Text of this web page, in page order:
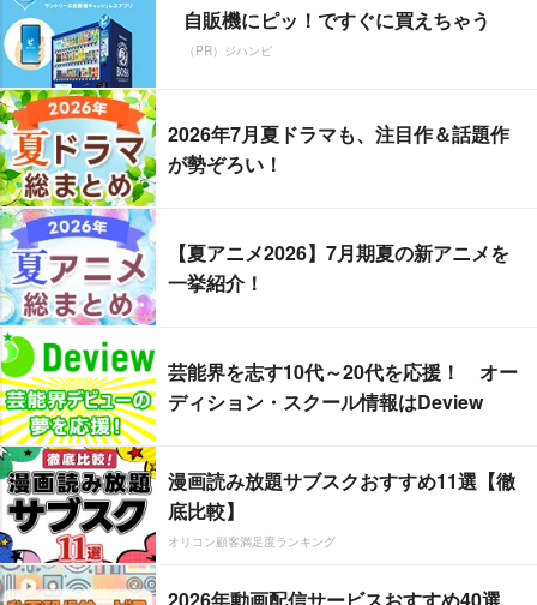
自販機にピッ！ですぐに買えちゃう
（PR）ジハンピ
2026年7月夏ドラマも、注目作＆話題作
が勢ぞろい！
【夏アニメ2026】7月期夏の新アニメを
一挙紹介！
芸能界を志す10代～20代を応援！ オー
ディション・スクール情報はDeview
漫画読み放題サブスクおすすめ11選【徹
底比較】
オリコン顧客満足度ランキング
2026年動画配信サービスおすすめ40選